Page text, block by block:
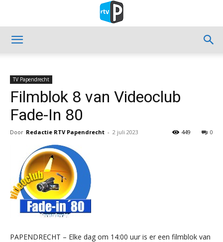
TV Papendrecht
Filmblok 8 van Videoclub
Fade-In 80
Door Redactie RTV Papendrecht - 2 juli 2023 0
449
PAPENDRECHT – Elke dag om 14:00 uur is er een filmblok van